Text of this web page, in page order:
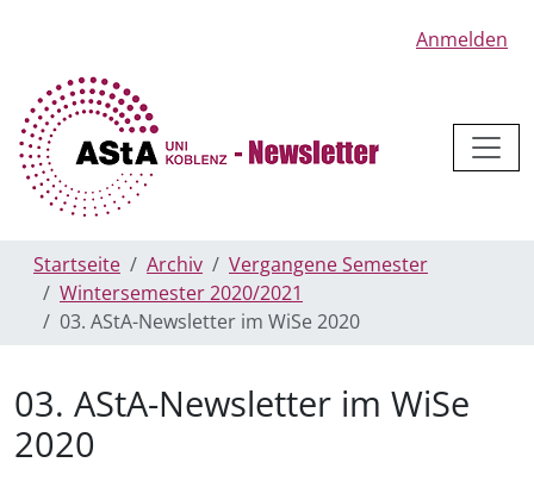
Anmelden
Startseite Archiv
Vergangene Semester
Wintersemester 2020/2021
03. AStA-Newsletter im WiSe 2020
03. AStA-Newsletter im WiSe
2020